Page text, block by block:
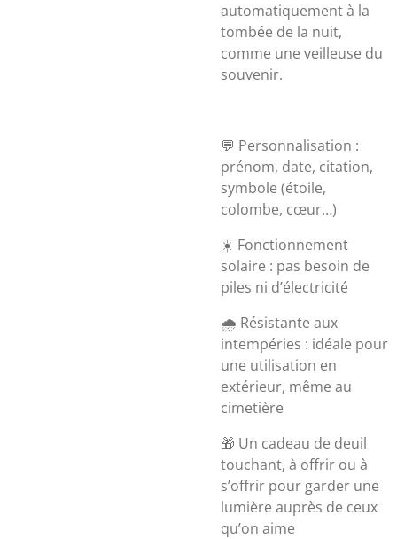
automatiquement à la
tombée de la nuit,
comme une veilleuse du
souvenir.
💬 Personnalisation :
prénom, date, citation,
symbole (étoile,
colombe, cœur…)
☀️ Fonctionnement
solaire : pas besoin de
piles ni d’électricité
🌧️ Résistante aux
intempéries : idéale pour
une utilisation en
extérieur, même au
cimetière
🎁 Un cadeau de deuil
touchant, à offrir ou à
s’offrir pour garder une
lumière auprès de ceux
qu’on aime